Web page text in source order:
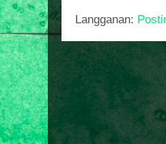
Langganan: